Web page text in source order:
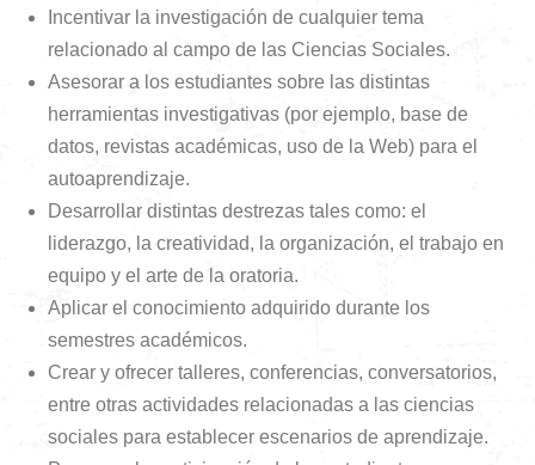
Incentivar la investigación de cualquier tema
relacionado al campo de las Ciencias Sociales.
Asesorar a los estudiantes sobre las distintas
herramientas investigativas (por ejemplo, base de
datos, revistas académicas, uso de la Web) para el
autoaprendizaje.
Desarrollar distintas destrezas tales como: el
liderazgo, la creatividad, la organización, el trabajo en
equipo y el arte de la oratoria.
Aplicar el conocimiento adquirido durante los
semestres académicos.
Crear y ofrecer talleres, conferencias, conversatorios,
entre otras actividades relacionadas a las ciencias
sociales para establecer escenarios de aprendizaje.